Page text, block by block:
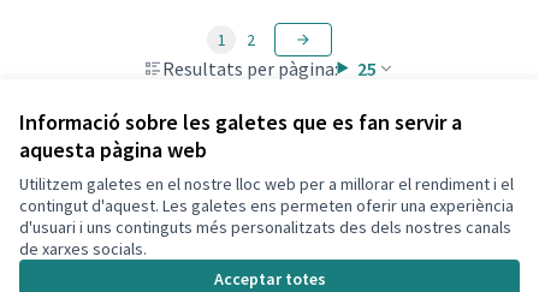
Informació sobre les galetes que es fan servir a
aquesta pàgina web
Utilitzem galetes en el nostre lloc web per a millorar el rendiment i el
contingut d'aquest. Les galetes ens permeten oferir una experiència
d'usuari i uns continguts més personalitzats des dels nostres canals
de xarxes socials.
Acceptar totes
Resultats per pàgina: 25
1 2
Termes i condicions d'ús
Configuració de les galetes
Decidim Calafell a X
(Enllaç extern)
Decidim Calafell a Facebook
Decidim Calafell a YouTube
Decidim Calafell a GitHub
(Enllaç extern)